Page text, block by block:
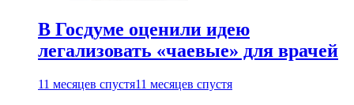
В Госдуме оценили идею
легализовать «чаевые» для врачей
11 месяцев спустя11 месяцев спустя